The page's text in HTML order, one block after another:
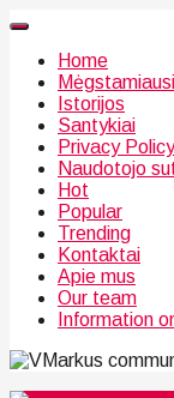
Home
Mėgstamiausi
Istorijos
Santykiai
Privacy Policy
Naudotojo
Hot
Popular
Trending
Kontaktai
Apie mus
Our team
Information